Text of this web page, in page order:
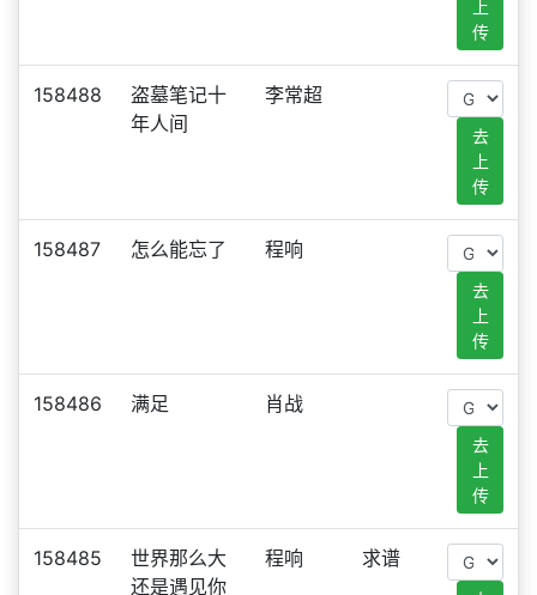
上
传
158488
盗墓笔记十
年人间
李常超
去
上
传
158487 怎么能忘了 程响
去
上
传
158486 满足 肖战
去
上
传
158485
世界那么大
还是遇见你
程响 求谱